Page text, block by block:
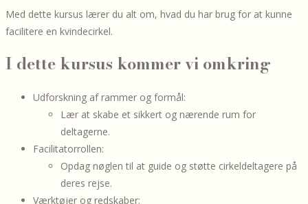
Med dette kursus lærer du alt om, hvad du har brug for at kunne
facilitere en kvindecirkel.
I dette kursus kommer vi omkring
Udforskning af rammer og formål:
Lær at skabe et sikkert og nærende rum for
deltagerne.
Facilitatorrollen:
Opdag nøglen til at guide og støtte cirkeldeltagere på
deres rejse.
Værktøjer og redskaber: